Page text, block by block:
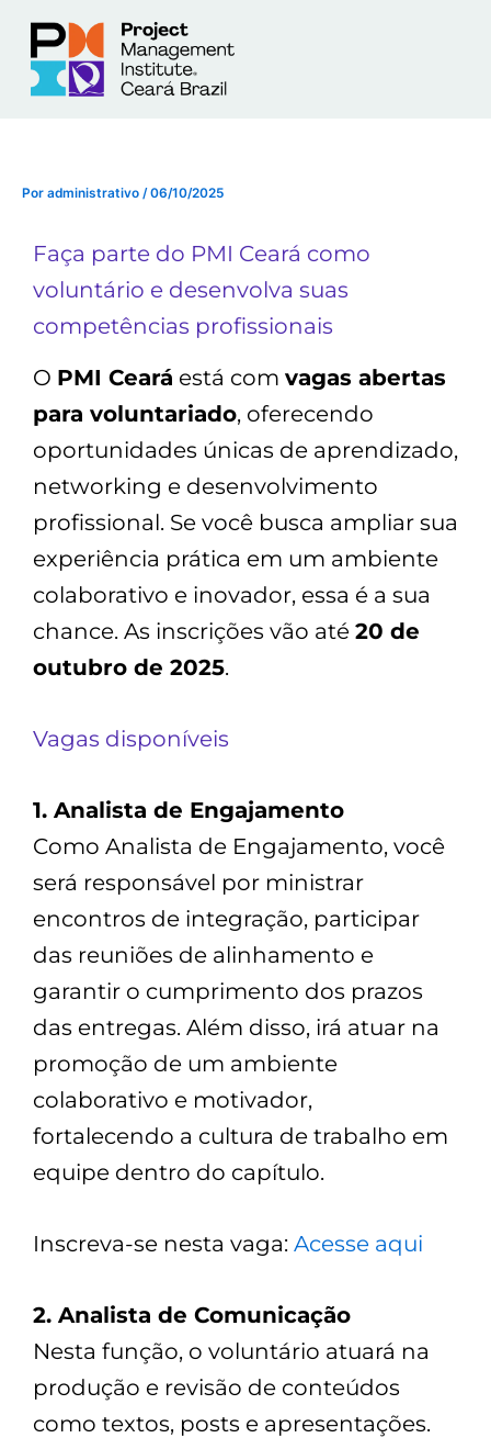
conteúdo
Por administrativo /06/10/2025
Faça parte do PMI Ceará como
voluntário e desenvolva suas
competências profissionais
O PMI Ceará está com vagas abertas
para voluntariado, oferecendo
oportunidades únicas de aprendizado,
networking e desenvolvimento
profissional. Se você busca ampliar sua
experiência prática em um ambiente
colaborativo e inovador, essa é a sua
chance. As inscrições vão até 20 de
outubro de 2025.
Vagas disponíveis
1. Analista de Engajamento
Como Analista de Engajamento, você
será responsável por ministrar
encontros de integração, participar
das reuniões de alinhamento e
garantir o cumprimento dos prazos
das entregas. Além disso, irá atuar na
promoção de um ambiente
colaborativo e motivador,
fortalecendo a cultura de trabalho em
equipe dentro do capítulo.
Inscreva-se nesta vaga: Acesse aqui
2. Analista de Comunicação
Nesta função, o voluntário atuará na
produção e revisão de conteúdos
como textos, posts e apresentações.